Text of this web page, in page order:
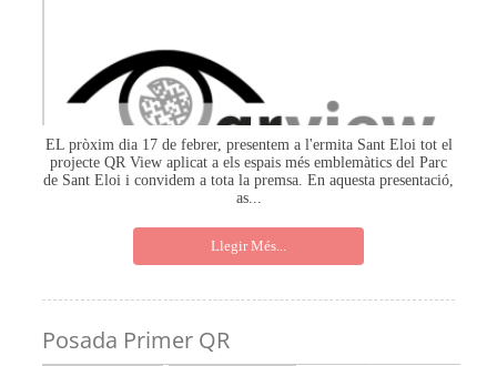
EL pròxim dia 17 de febrer, presentem a l'ermita Sant Eloi tot el
projecte QR View aplicat a els espais més emblemàtics del Parc
de Sant Eloi i convidem a tota la premsa. En aquesta presentació,
as...
Llegir Més...
Posada Primer QR